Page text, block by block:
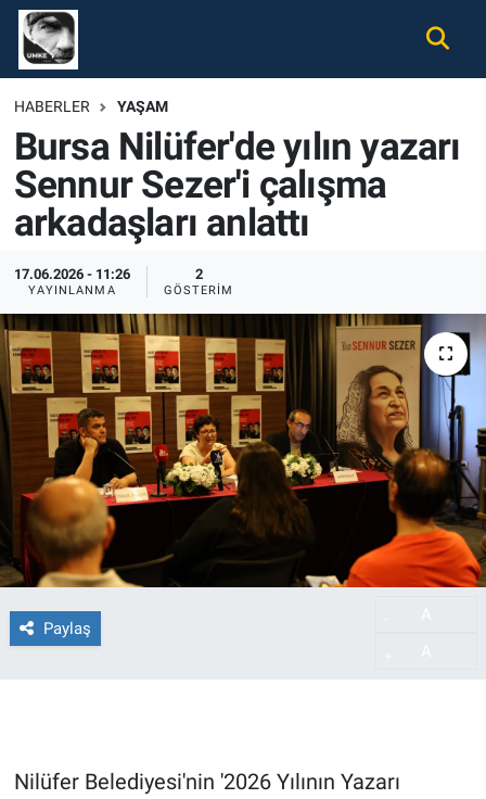
HABERLER YAŞAM
Bursa Nilüfer'de yılın yazarı
Sennur Sezer'i çalışma
arkadaşları anlattı
17.06.2026 - 11:26
YAYINLANMA
2
GÖSTERIM
Paylaş
Nilüfer Belediyesi'nin '2026 Yılının Yazarı
Gündem
Ekonomi
Spor
Magazin
Tüm Haberler
İletişim
Künye
Nöbetçi Eczaneler
Hava Durumu
Namaz Vakitleri
Trafik Durumu
Süper Lig Puan Durumu ve Fikstür
Tüm Manşetler
Son Dakika Haberleri
Haber Arşivi